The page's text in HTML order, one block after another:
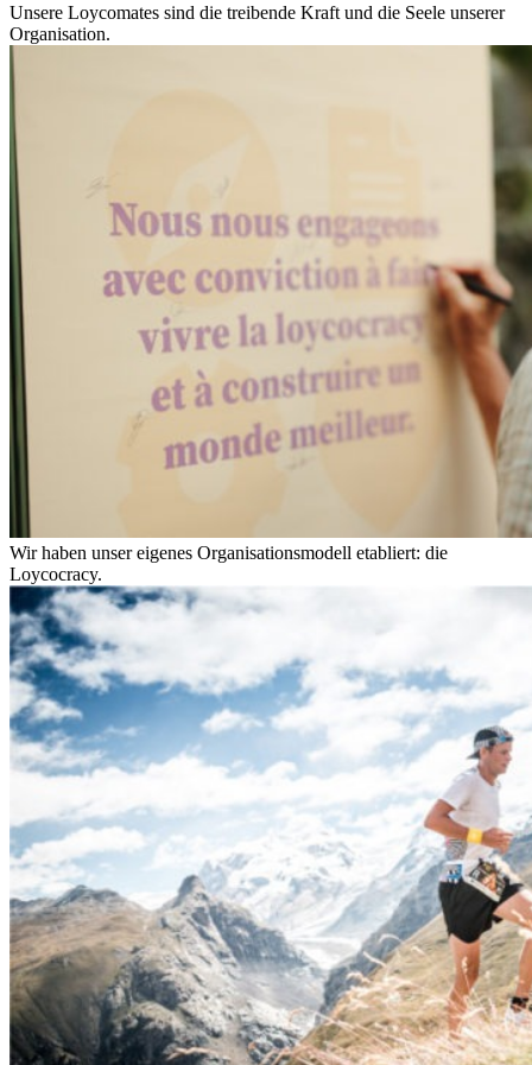
Unsere Loycomates sind die treibende Kraft und die Seele unserer
Organisation.
Wir haben unser eigenes Organisationsmodell etabliert: die
Loycocracy.